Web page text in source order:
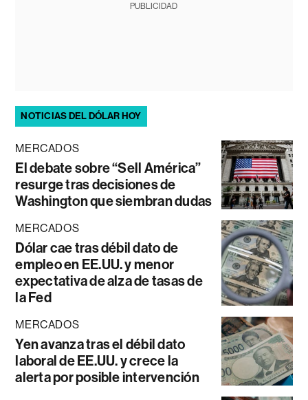
PUBLICIDAD
NOTICIAS DEL DÓLAR HOY
MERCADOS
El debate sobre “Sell América”
resurge tras decisiones de
Washington que siembran dudas
MERCADOS
Dólar cae tras débil dato de
empleo en EE.UU. y menor
expectativa de alza de tasas de
la Fed
MERCADOS
Yen avanza tras el débil dato
laboral de EE.UU. y crece la
alerta por posible intervención